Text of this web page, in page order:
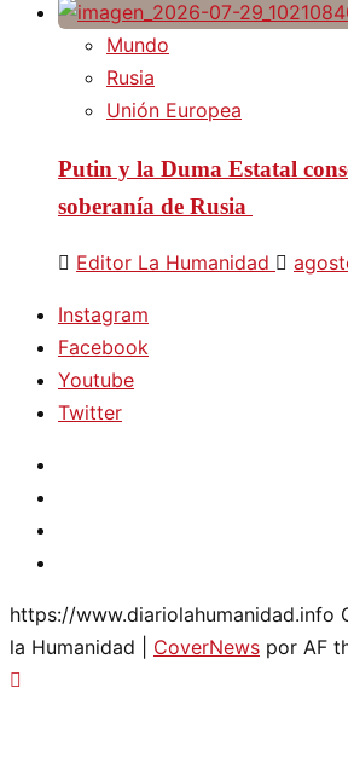
Mundo
Rusia
Unión Europea
Putin y la Duma Estatal
soberanía de Rusia
Editor La Humanidad
Instagram
Facebook
Youtube
Twitter
https://
la Humanidad
CoverNews por AF